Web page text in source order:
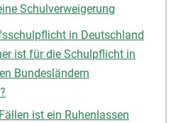
Schulverweigerung
in Deutschland
ist für die Schulpflicht in
Bundesländern
ist ein Ruhenlassen